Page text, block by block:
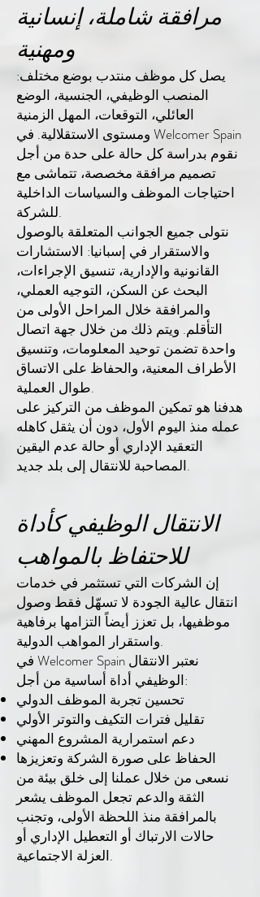
مرافقة شاملة، إنسانية
ومهنية
يصل كل موظف منتدب بوضع مختلف:
المنصب الوظيفي، الجنسية، الوضع
العائلي، التوقعات، المهل الزمنية
ومستوى الاستقلالية. في Welcomer Spain
نقوم بدراسة كل حالة على حدة من أجل
تصميم مرافقة مخصصة، تتماشى مع
احتياجات الموظف والسياسات الداخلية
للشركة.
نتولى جميع الجوانب المتعلقة بالوصول
والاستقرار في إسبانيا: الاستشارات
القانونية والإدارية، تنسيق الإجراءات،
البحث عن السكن، التوجيه العملي،
والمرافقة خلال المراحل الأولى من
التأقلم. ويتم ذلك من خلال جهة اتصال
واحدة تضمن توحيد المعلومات، وتنسيق
الأطراف المعنية، والحفاظ على الاتساق
طوال العملية.
هدفنا هو تمكين الموظف من التركيز على
عمله منذ اليوم الأول، دون أن يثقل كاهله
التعقيد الإداري أو حالة عدم اليقين
المصاحبة للانتقال إلى بلد جديد.
الانتقال الوظيفي كأداة
للاحتفاظ بالمواهب
إن الشركات التي تستثمر في خدمات
انتقال عالية الجودة لا تسهّل فقط وصول
موظفيها، بل تعزز أيضاً التزامها برفاهية
واستقرار المواهب الدولية.
في Welcomer Spain نعتبر الانتقال
الوظيفي أداة أساسية من أجل:
تحسين تجربة الموظف الدولي
تقليل فترات التكيف والتوتر الأولي
دعم استمرارية المشروع المهني
الحفاظ على صورة الشركة وتعزيزها
نسعى من خلال عملنا إلى خلق بيئة من
الثقة والدعم تجعل الموظف يشعر
بالمرافقة منذ اللحظة الأولى، وتجنب
حالات الارتباك أو التعطيل الإداري أو
العزلة الاجتماعية.